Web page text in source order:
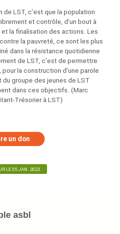
de LST, c’est que la population
et contrôle, d’un bout à
et la finalisation des actions. Les
la pauvreté, ce sont les plus
dans la résistance quotidienne
de LST, c’est de permettre
la construction d’une parole
groupe des jeunes de LST
dans ces objectifs. (Marc
Trésorier à LST)
un don
LE 05 JAN. 2023.
asbl